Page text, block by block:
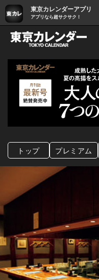
東京カレンダーアプリ
アプリなら超サクサク！
トップ プレミアム